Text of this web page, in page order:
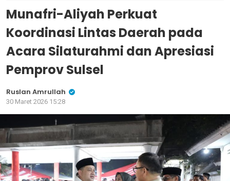
Munafri-Aliyah Perkuat
Koordinasi Lintas Daerah pada
Acara Silaturahmi dan Apresiasi
Pemprov Sulsel
Ruslan Amrullah
30 Maret 2026 15:28